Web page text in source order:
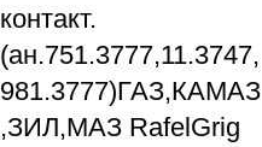
контакт.
(ан.751.3777,11.3747,
981.3777)ГАЗ,КАМАЗ
,ЗИЛ,МАЗ RafelGrig